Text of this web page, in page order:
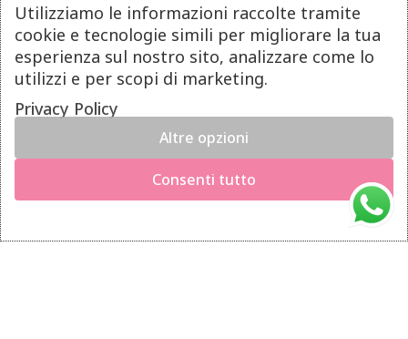
Spedizioni
Diritto di Recesso
LINK UTILI
Manutenzione prodotti
Account
Privacy Policy
consegna del prodotto.
×
Utilizziamo le informazioni raccolte tramite
cookie e tecnologie simili per migliorare la tua
esperienza sul nostro sito, analizzare come lo
utilizzi e per scopi di marketing.
Privacy Policy
Altre opzioni
Consenti tutto